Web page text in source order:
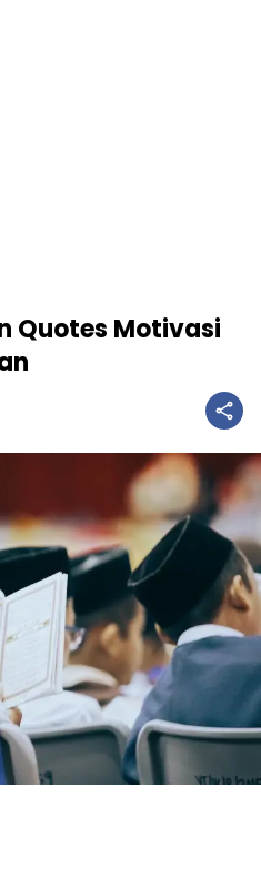
Quotes Motivasi